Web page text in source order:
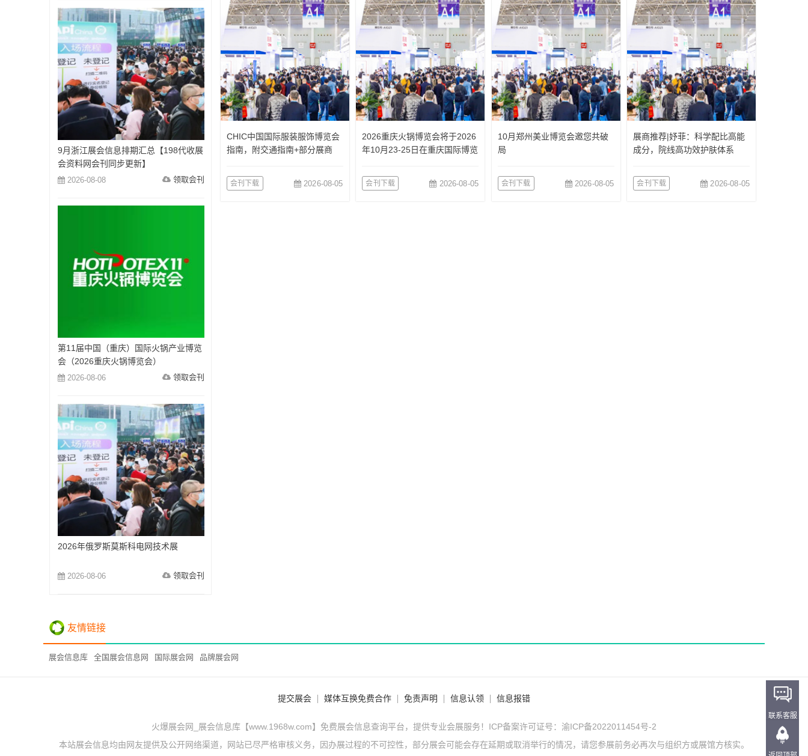
CHIC中国国际服装服饰博览会
指南，附交通指南+部分展商
会刊下载 2026-08-05
2026重庆火锅博览会将于2026
年10月23-25日在重庆国际博览
会刊下载 2026-08-05
10月郑州美业博览会邀您共破
局
会刊下载 2026-08-05
展商推荐|妤菲：科学配比高能
成分，院线高功效护肤体系
会刊下载 2026-08-05
9月浙江展会信息排期汇总【198代收展
会资料网会刊同步更新】
2026-08-08 领取会刊
第11届中国（重庆）国际火锅产业博览
会（2026重庆火锅博览会）
2026-08-06 领取会刊
2026年俄罗斯莫斯科电网技术展
2026-08-06 领取会刊
友情链接
展会信息库 全国展会信息网 国际展会网 品牌展会网
提交展会 媒体互换免费合作 免责声明 信息认领 信息报错
火爆展会网_展会信息库【www.1968w.com】免费展会信息查询平台，提供专业会展服务！ICP备案许可证号： 渝ICP备2022011454号-2
本站展会信息均由网友提供及公开网络渠道，网站已尽严格审核义务，因办展过程的不可控性，部分展会可能会存在延期或取消举行的情况，请您参展前务必再次与组织方或展馆方核实。
联系客服